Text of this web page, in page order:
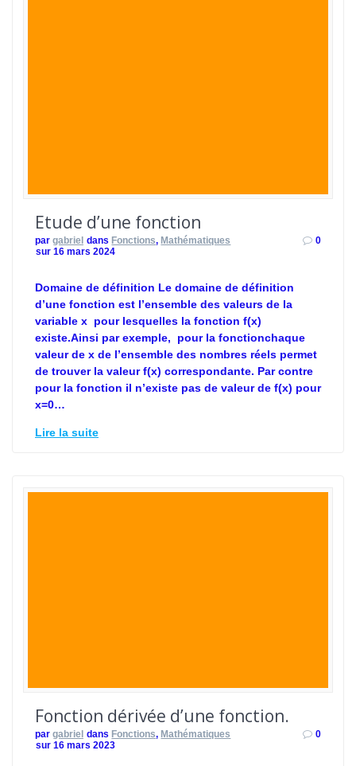
Etude d’une fonction
par gabriel dans Fonctions, Mathématiques
sur 16 mars 2024
0
Domaine de définition Le domaine de définition
d’une fonction est l’ensemble des valeurs de la
variable x pour lesquelles la fonction f(x)
existe.Ainsi par exemple, pour la fonctionchaque
valeur de x de l’ensemble des nombres réels permet
de trouver la valeur f(x) correspondante. Par contre
pour la fonction il n’existe pas de valeur de f(x) pour
x=0…
Lire la suite
Fonction dérivée d’une fonction.
par gabriel dans Fonctions, Mathématiques
sur 16 mars 2023
0